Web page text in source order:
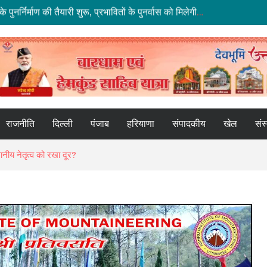
हाईवे पर भूस्खलन, कई मार्ग बंद; श्रद्धालु और यात्री फंसे
के मद्देनज़र सभी एजेंसियां रहें चौकन्नी
नए कार्यालय खोलने पर केंद्र सरकार विचाररत
2028 तक ₹10 और ₹20 के पॉलीमर नोट होंगे जारी
राजनीति दिल्ली पंजाब हरियाणा संपादकीय खेल
नेतृत्व को रखा दूर?